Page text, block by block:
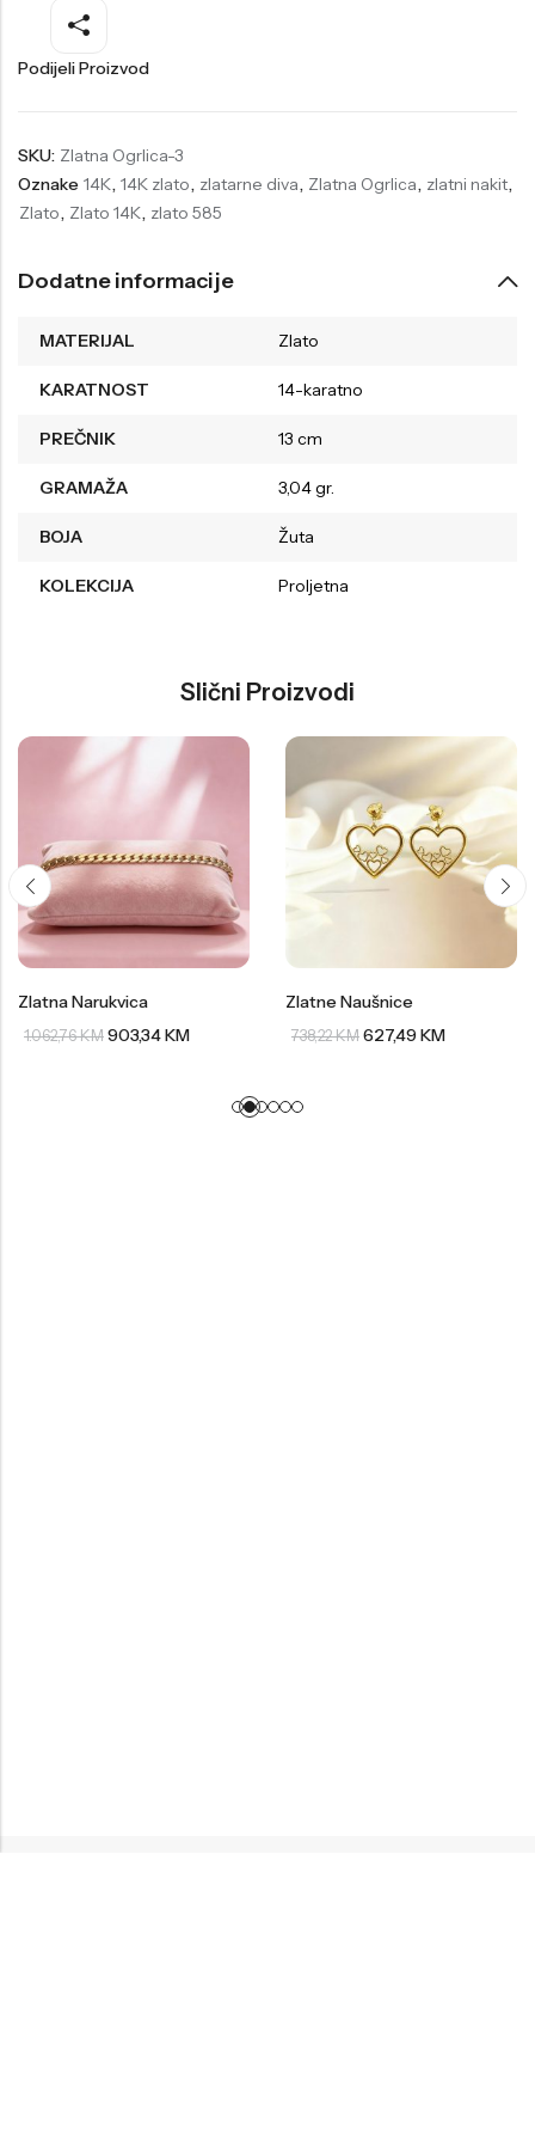
Podijeli Proizvod
SKU: Zlatna Ogrlica-3
Oznake 14K, 14K zlato, zlatarne diva, Zlatna Ogrlica, zlatni nakit,
Zlato, Zlato 14K, zlato 585
Dodatne informacije
MATERIJAL Zlato
KARATNOST 14-karatno
PREČNIK 13 cm
GRAMAŽA 3,04 gr.
BOJA Žuta
KOLEKCIJA Proljetna
Slični Proizvodi
Zlatna Narukvica
1.062,76KM 903,34KM
Zlatne Naušnice
738,22KM 627,49KM
Welder
Liu-Jo
Daniel Klein
Festina
Wesse
Wesse
Daisy Dixon
Liu-Jo
Diesel
Lotus